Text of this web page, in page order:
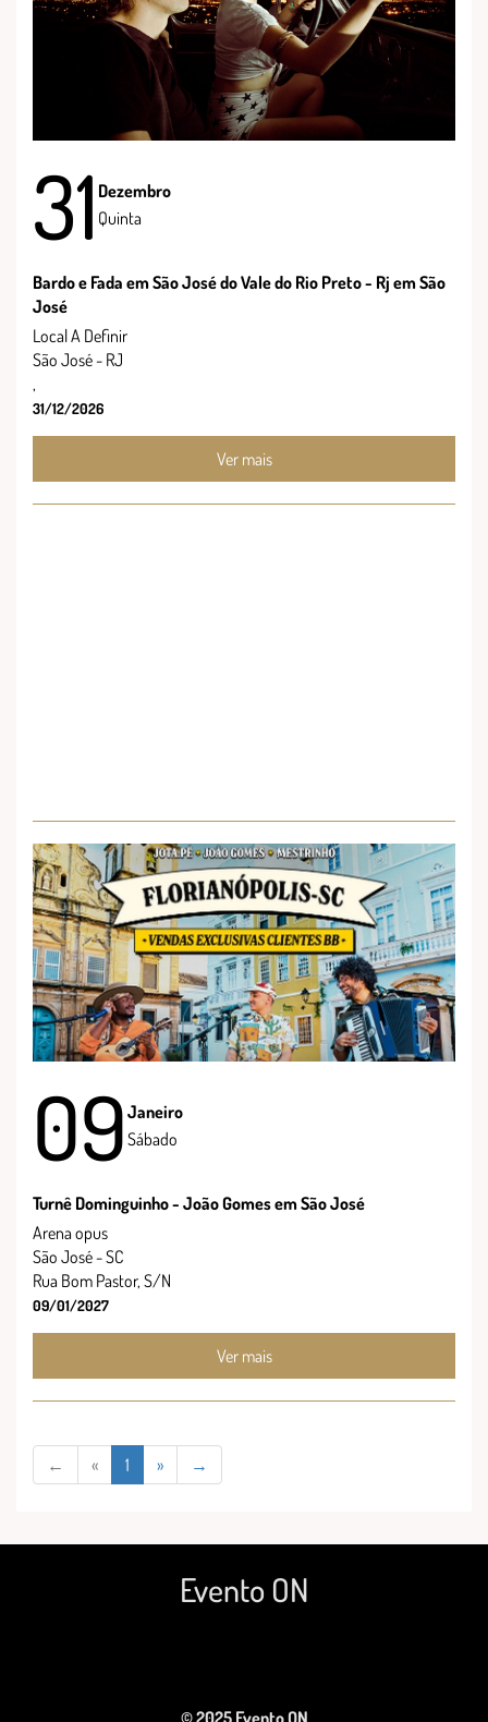
31 Dezembro
Quinta
Bardo e Fada em São José do Vale do Rio Preto - Rj em São
José
Local A Definir
São José - RJ
,
31/12/2026
Ver mais
09 Janeiro
Sábado
Turnê Dominguinho - João Gomes em São José
Arena opus
São José - SC
Rua Bom Pastor, S/N
09/01/2027
Ver mais
← « 1 » →
Evento ON
© 2025 Evento ON